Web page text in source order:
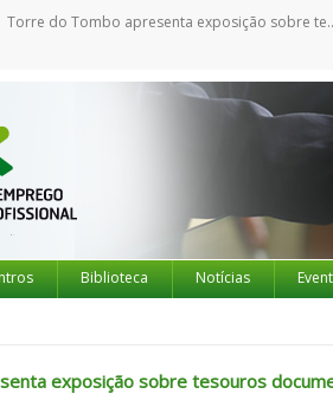
Torre do Tombo apresenta exposição sobre tesouros documentais europeus
Biblioteca Notícias
exposição sobre tesouros